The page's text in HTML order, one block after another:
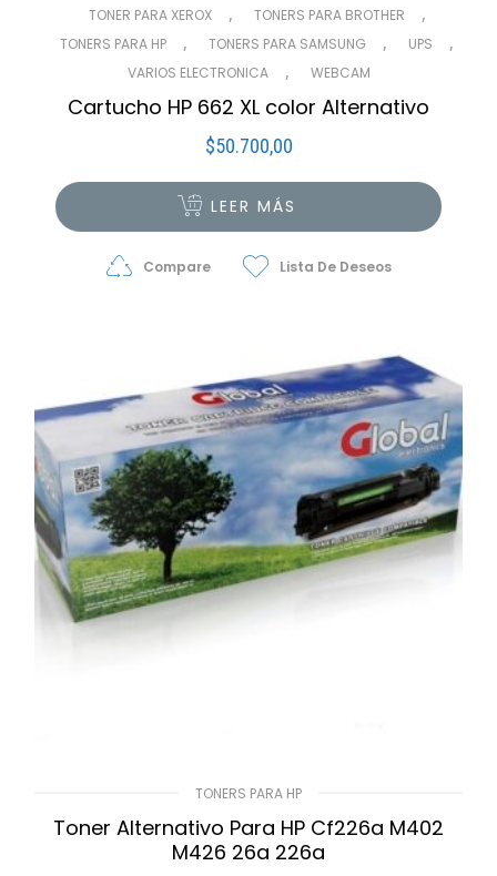
TONER PARA XEROX , TONERS PARA BROTHER ,
TONERS PARA HP , TONERS PARA SAMSUNG , UPS ,
VARIOS ELECTRONICA , WEBCAM
Cartucho HP 662 XL color Alternativo
$50.700,00
LEER MÁS
Compare Lista De Deseos
TONERS PARA HP
Toner Alternativo Para HP Cf226a M402
M426 26a 226a